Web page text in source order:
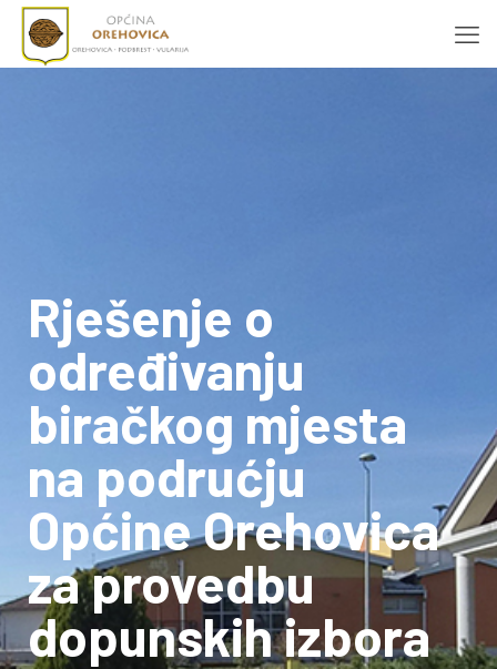
Rješenje o
određivanju
biračkog mjesta
na podrućju
Općine Orehovica
za provedbu
dopunskih izbora